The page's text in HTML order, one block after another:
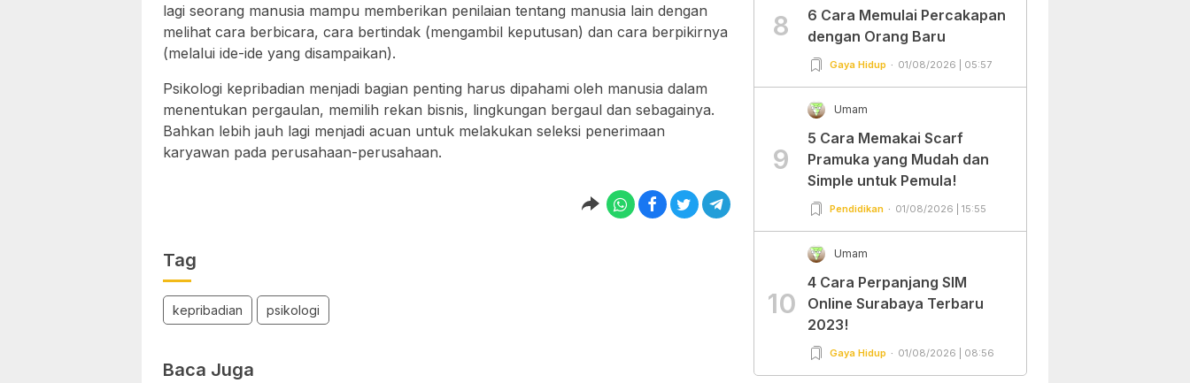
lagi seorang manusia mampu memberikan penilaian tentang manusia lain dengan
melihat cara berbicara, cara bertindak (mengambil keputusan) dan cara berpikirnya
(melalui ide-ide yang disampaikan).
Psikologi kepribadian menjadi bagian penting harus dipahami oleh manusia dalam
menentukan pergaulan, memilih rekan bisnis, lingkungan bergaul dan sebagainya.
Bahkan lebih jauh lagi menjadi acuan untuk melakukan seleksi penerimaan
karyawan pada perusahaan-perusahaan.
Tag
kepribadian psikologi
Baca Juga
8
6 Cara Memulai Percakapan
dengan Orang Baru
Gaya Hidup 01/08/2026 | 05:57
9
Umam
5 Cara Memakai Scarf
Pramuka yang Mudah dan
Simple untuk Pemula!
Pendidikan 01/08/2026 | 15:55
10
Umam
4 Cara Perpanjang SIM
Online Surabaya Terbaru
2023!
Gaya Hidup 01/08/2026 | 08:56